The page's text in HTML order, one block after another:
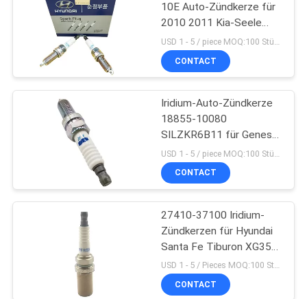
10E Auto-Zündkerze für
2010 2011 Kia-Seele
1.6L Hyundai I20 I30
CONTACT
Iridium-Auto-Zündkerze
18855-10080
SILZKR6B11 für Genese
Kia Borrego Hyundai
Elantras 1,8
CONTACT
27410-37100 Iridium-
Zündkerzen für Hyundai
Santa Fe Tiburon XG350
Kia Sportage
USD 1 - 5 / Pieces MOQ:100 Stück
CONTACT